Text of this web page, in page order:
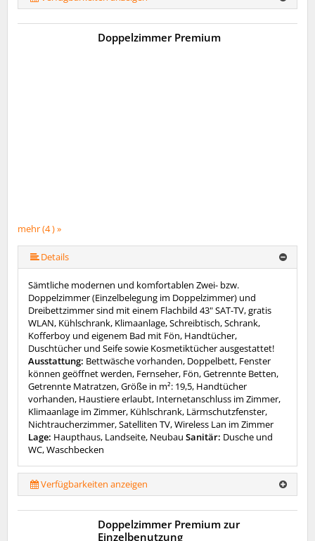
mehr (4 ) »
Doppelzimmer Premium
Details
Sämtliche modernen und komfortablen Zwei- bzw.
Doppelzimmer (Einzelbelegung im Doppelzimmer) und
Dreibettzimmer sind mit einem Flachbild 43" SAT-TV, gratis
WLAN, Kühlschrank, Klimaanlage, Schreibtisch, Schrank,
Kofferboy und eigenem Bad mit Fön, Handtücher,
Duschtücher und Seife sowie Kosmetiktücher ausgestattet!
Ausstattung: Bettwäsche vorhanden, Doppelbett, Fenster
können geöffnet werden, Fernseher, Fön, Getrennte Betten,
Getrennte Matratzen, Größe in m²: 19,5, Handtücher
vorhanden, Haustiere erlaubt, Internetanschluss im Zimmer,
Klimaanlage im Zimmer, Kühlschrank, Lärmschutzfenster,
Nichtraucherzimmer, Satelliten TV, Wireless Lan im Zimmer
Lage: Haupthaus, Landseite, Neubau Sanitär: Dusche und
WC, Waschbecken
Verfügbarkeiten anzeigen
Doppelzimmer Premium zur
Einzelbenutzung